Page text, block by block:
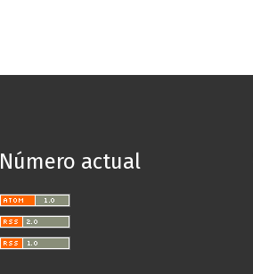
Número actual